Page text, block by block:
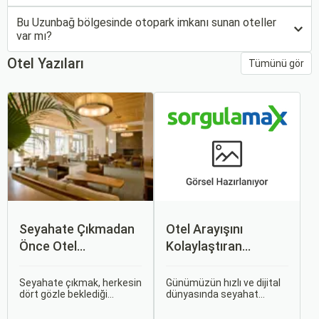
Bu Uzunbağ bölgesinde otopark imkanı sunan oteller
var mı?
Otel Yazıları Tümünü gör
Seyahate Çıkmadan
Önce Otel
Yaparken Dikkat
Edilmesi Gereken 5
Seyahate çıkmak, herkesin
dört gözle beklediği
Otel Arayışını
Kolaylaştıran
İncelikleri
Günümüzün hızlı ve dijital
dünyasında seyahat